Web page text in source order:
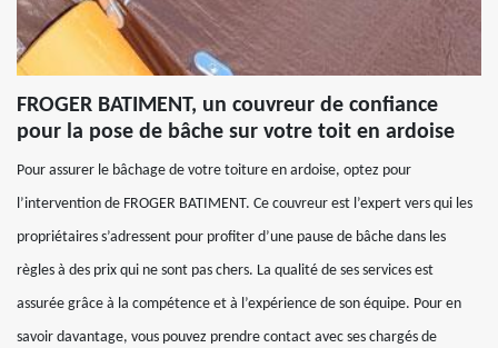
FROGER BATIMENT, un couvreur de confiance
pour la pose de bâche sur votre toit en ardoise
Pour assurer le bâchage de votre toiture en ardoise, optez pour
l’intervention de FROGER BATIMENT. Ce couvreur est l’expert vers qui les
propriétaires s’adressent pour profiter d’une pause de bâche dans les
règles à des prix qui ne sont pas chers. La qualité de ses services est
assurée grâce à la compétence et à l’expérience de son équipe. Pour en
savoir davantage, vous pouvez prendre contact avec ses chargés de